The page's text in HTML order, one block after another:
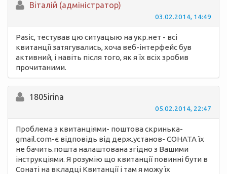
Вiталій (адміністратор)
03.02.2014, 14:49
Pasic, тестував цю ситуацыю на укр.нет - всі
квитанції затягувались, хоча веб-інтерфейс був
активний, і навіть після того, як я їх всіх зробив
прочитаними.
1805irina
05.02.2014, 22:47
Проблема з квитанціями- поштова скринька-
gmail.com-є відповідь від держ.установ- СОНАТА їх
не бачить.пошта налаштована згідно з Вашими
інструкціями. Я розумію що квитанції повинні бути в
Сонаті на вкладці Квитанції і там я можу їх